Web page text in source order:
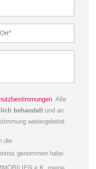
. Alle
behandelt und an
weitergeleitet.
die
genommen habe.